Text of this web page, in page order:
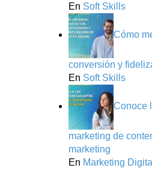
En Soft Skills
Cómo
conversión y
En Soft Skills
Conoce
marketing de
marketing
En Marketing Digital